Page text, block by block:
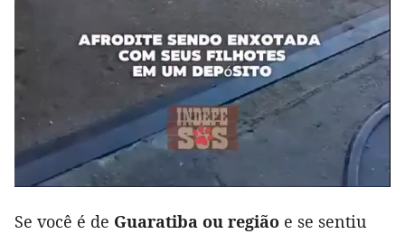
Se você é de Guaratiba ou região e se sentiu